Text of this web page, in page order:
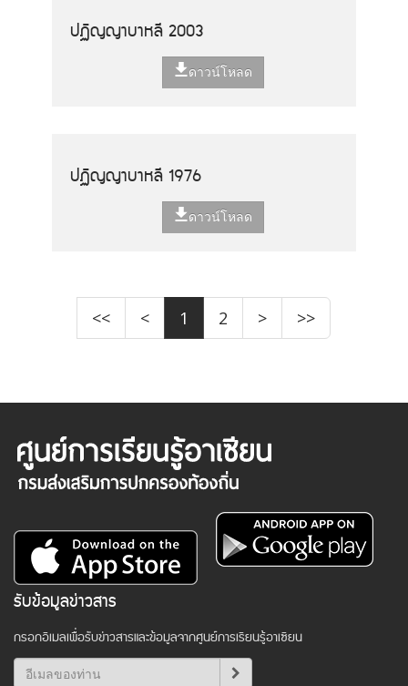
ปฏิญญาบาหลี 2003
ดาวน์โหลด
ปฏิญญาบาหลี 1976
ดาวน์โหลด
<< < 1 2 > >>
รับข้อมูลข่าวสาร
กรอกอีเมลเพื่อรับข่าวสารและข้อมูลจากศูนย์การเรียนรู้อาเซียน